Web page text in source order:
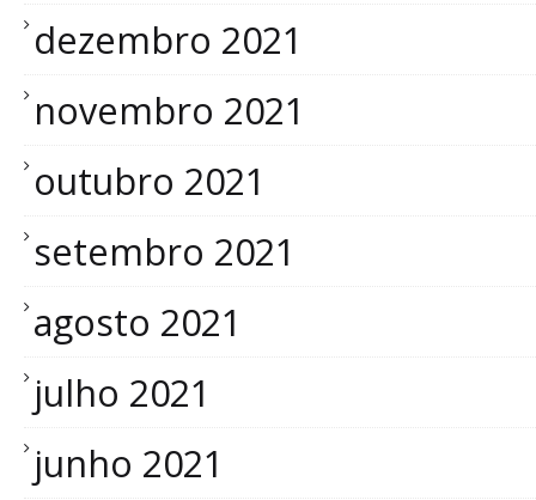
dezembro 2021
novembro 2021
outubro 2021
setembro 2021
agosto 2021
julho 2021
junho 2021